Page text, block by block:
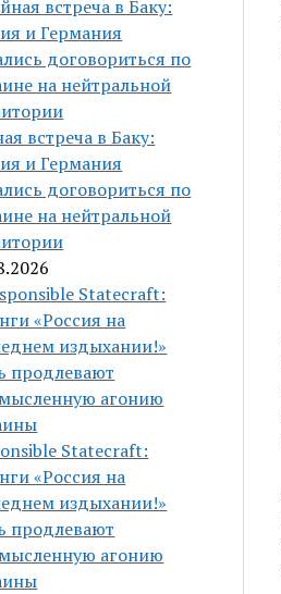
встреча в Баку:
и Германия
договориться по
на нейтральной
Statecraft:
«Россия на
издыхании!»
продлевают
агонию